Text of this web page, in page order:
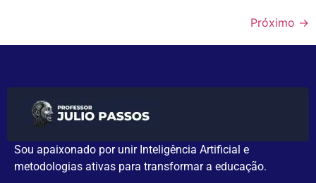
Próximo →
Sou apaixonado por unir Inteligência Artificial e
metodologias ativas para transformar a educação.